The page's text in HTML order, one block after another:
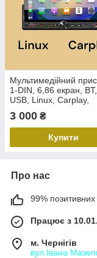
Мультимедійний
1-DIN, 6,86 екран, BT,
USB, Linux, Carplay,
4x50W , Aspiring
3 000 ₴
Купити
Про нас
99% позитивних
Працює з
м. Чернігів
вул.Івана